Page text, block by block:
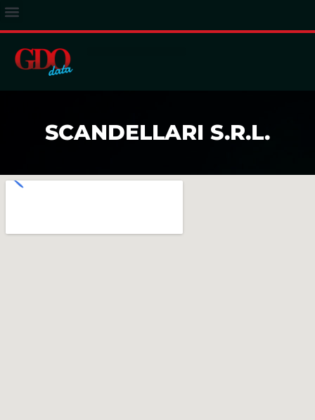
SCANDELLARI S.R.L.